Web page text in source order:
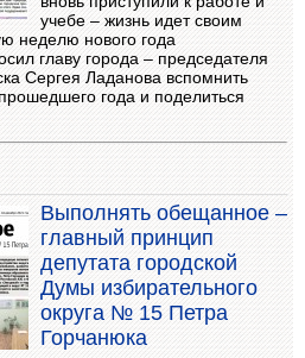
учебе – жизнь идет своим
неделю нового года
главу города – председателя
Сергея Ладанова вспомнить
года и поделиться
Выполнять обещанное –
главный принцип
депутата городской
Думы избирательного
округа № 15 Петра
Горчанюка